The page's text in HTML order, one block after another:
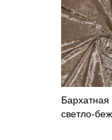
Бархатная
светло-